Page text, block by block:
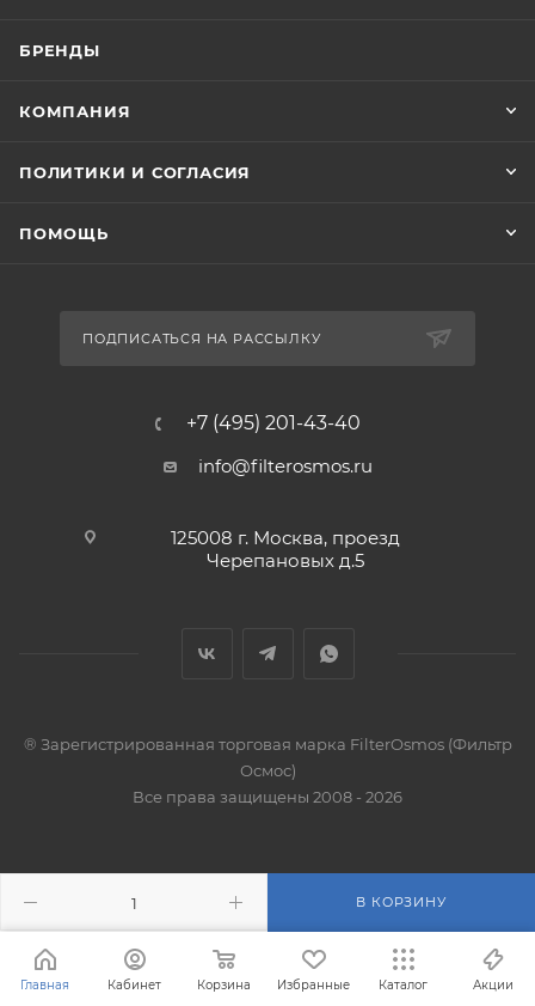
В КОРЗИНУ
БРЕНДЫ
КОМПАНИЯ
ПОЛИТИКИ И СОГЛАСИЯ
ПОМОЩЬ
ПОДПИСАТЬСЯ НА РАССЫЛКУ
+7 (495) 201-43-40
info@filterosmos.ru
125008 г. Москва, проезд
Черепановых д.5
® Зарегистрированная торговая марка FilterOsmos (Фильтр
Осмос)
Все права защищены 2008 - 2026
Главная Кабинет Корзина Избранные Каталог Акции